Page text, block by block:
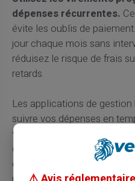
dépenses récurrentes.
évite les oublis de
jour chaque mois sans
réduisez le risque de frais
retards.
Les applications de
suivre vos dépenses en
vos tickets de caisse et
outils gratuits génèrent des
de consommation. Vous